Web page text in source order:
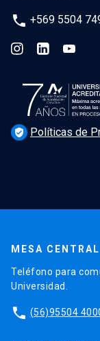
phone +569 5504
verified_user Políticas de
MESA CENTRAL
Teléfono para
Universidad.
phone (56)95504